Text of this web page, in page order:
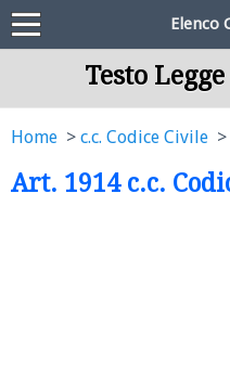
Elenco
Testo
Home c.c. Codice Civile
Art. 1914 c.c.